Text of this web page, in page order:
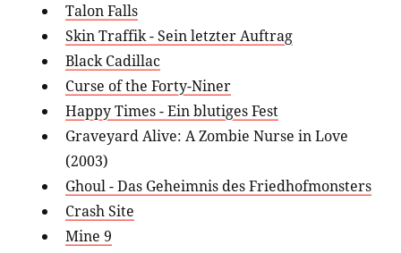
Talon Falls
Skin Traffik - Sein letzter Auftrag
Black Cadillac
Curse of the Forty-Niner
Happy Times - Ein blutiges Fest
Graveyard Alive: A Zombie Nurse in Love
(2003)
Ghoul - Das Geheimnis des Friedhofmonsters
Crash Site
Mine 9